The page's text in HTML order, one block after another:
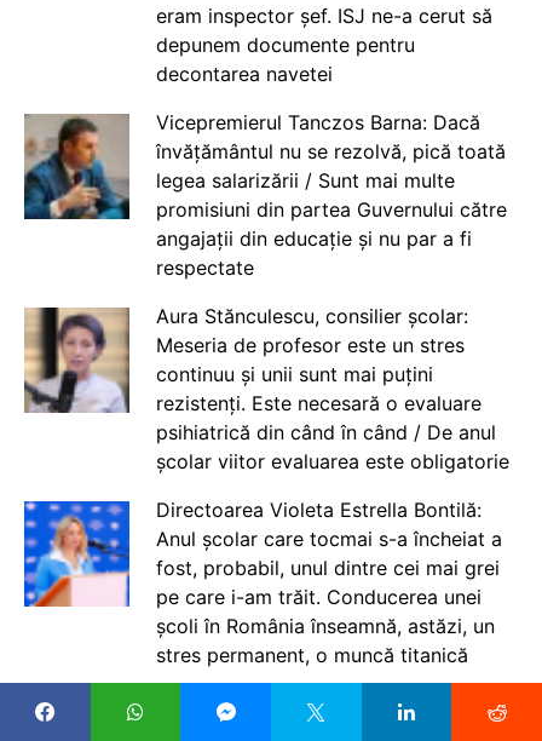
eram inspector șef. ISJ ne-a cerut să
depunem documente pentru
decontarea navetei
Vicepremierul Tanczos Barna: Dacă
învățământul nu se rezolvă, pică toată
legea salarizării / Sunt mai multe
promisiuni din partea Guvernului către
angajații din educație și nu par a fi
respectate
Aura Stănculescu, consilier școlar:
Meseria de profesor este un stres
continuu și unii sunt mai puțini
rezistenți. Este necesară o evaluare
psihiatrică din când în când / De anul
școlar viitor evaluarea este obligatorie
Directoarea Violeta Estrella Bontilă:
Anul școlar care tocmai s-a încheiat a
fost, probabil, unul dintre cei mai grei
pe care i-am trăit. Conducerea unei
școli în România înseamnă, astăzi, un
stres permanent, o muncă titanică
Elevii de clasa a IX-a încep anul școlar